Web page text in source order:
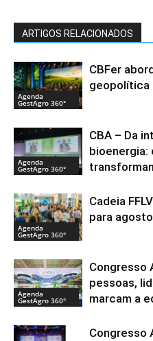
ARTIGOS RELACIONADOS
Agenda
GestAgro 360°
CBFer
geopolítica
Agenda
GestAgro 360°
CBA – Da
bioenergia:
Agenda
GestAgro 360°
Cadeia
para agosto
Agenda
GestAgro 360°
Congresso
pessoas,
marcam a
Congresso